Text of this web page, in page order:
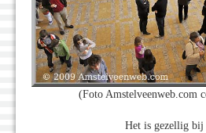
(Foto Amstelveenweb.com
Het is gezellig bij